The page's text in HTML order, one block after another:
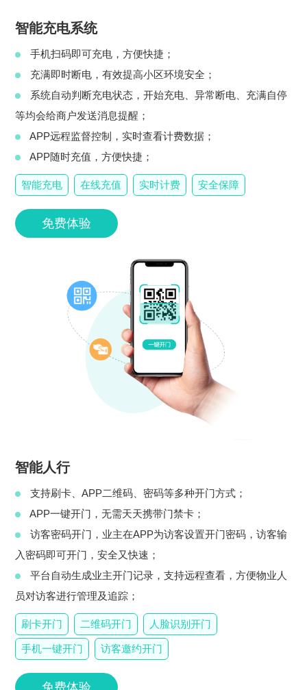
智能充电系统
手机扫码即可充电，方便快捷；
充满即时断电，有效提高小区环境安全；
系统自动判断充电状态，开始充电、异常断电、充满自停
等均会给商户发送消息提醒；
APP远程监督控制，实时查看计费数据；
APP随时充值，方便快捷；
智能充电 在线充值 实时计费 安全保障
免费体验
智能人行
支持刷卡、APP二维码、密码等多种开门方式；
APP一键开门，无需天天携带门禁卡；
访客密码开门，业主在APP为访客设置开门密码，访客输
入密码即可开门，安全又快速；
平台自动生成业主开门记录，支持远程查看，方便物业人
员对访客进行管理及追踪；
刷卡开门 二维码开门 人脸识别开门
手机一键开门 访客邀约开门
免费体验